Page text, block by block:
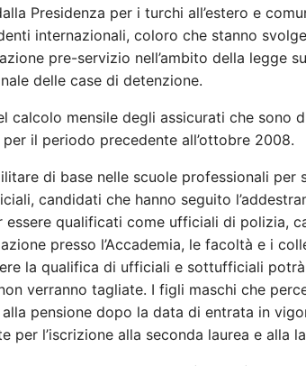
Presidenza per i turchi all’estero e
internazionali, coloro che stanno
pre-servizio nell’ambito della legge
delle case di detenzione.
calcolo mensile degli assicurati che sono
il periodo precedente all’ottobre 2008.
di base nelle scuole professionali per
candidati che hanno seguito
qualificati come ufficiali di polizia,
presso l’Accademia, le facoltà e i
la qualifica di ufficiali e sottufficiali
verranno tagliate. I figli maschi che
pensione dopo la data di entrata in
l’iscrizione alla seconda laurea e alla